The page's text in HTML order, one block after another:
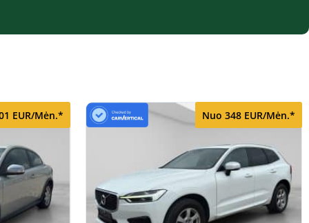
EUR/Mėn.* Nuo 348 EUR/Mėn.*